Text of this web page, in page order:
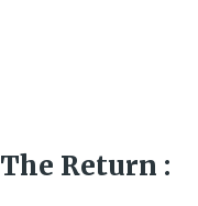
Return :